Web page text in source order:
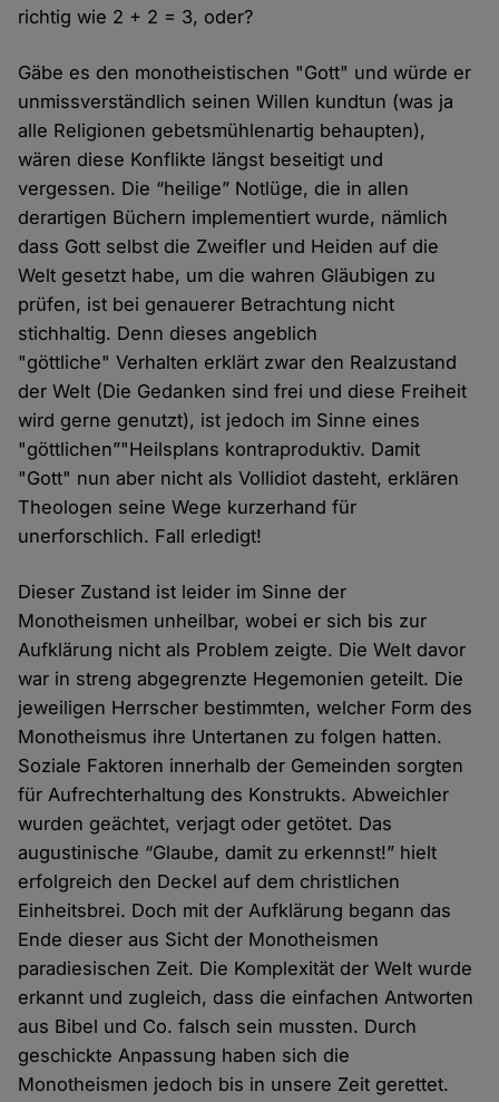
richtig wie 2 + 2 = 3, oder?
Gäbe es den monotheistischen "Gott" und würde er
unmissverständlich seinen Willen kundtun (was ja
alle Religionen gebetsmühlenartig behaupten),
wären diese Konflikte längst beseitigt und
vergessen. Die “heilige” Notlüge, die in allen
derartigen Büchern implementiert wurde, nämlich
dass Gott selbst die Zweifler und Heiden auf die
Welt gesetzt habe, um die wahren Gläubigen zu
prüfen, ist bei genauerer Betrachtung nicht
stichhaltig. Denn dieses angeblich
"göttliche" Verhalten erklärt zwar den Realzustand
der Welt (Die Gedanken sind frei und diese Freiheit
wird gerne genutzt), ist jedoch im Sinne eines
"göttlichen”"Heilsplans kontraproduktiv. Damit
"Gott" nun aber nicht als Vollidiot dasteht, erklären
Theologen seine Wege kurzerhand für
unerforschlich. Fall erledigt!
Dieser Zustand ist leider im Sinne der
Monotheismen unheilbar, wobei er sich bis zur
Aufklärung nicht als Problem zeigte. Die Welt davor
war in streng abgegrenzte Hegemonien geteilt. Die
jeweiligen Herrscher bestimmten, welcher Form des
Monotheismus ihre Untertanen zu folgen hatten.
Soziale Faktoren innerhalb der Gemeinden sorgten
für Aufrechterhaltung des Konstrukts. Abweichler
wurden geächtet, verjagt oder getötet. Das
augustinische “Glaube, damit zu erkennst!” hielt
erfolgreich den Deckel auf dem christlichen
Einheitsbrei. Doch mit der Aufklärung begann das
Ende dieser aus Sicht der Monotheismen
paradiesischen Zeit. Die Komplexität der Welt wurde
erkannt und zugleich, dass die einfachen Antworten
aus Bibel und Co. falsch sein mussten. Durch
geschickte Anpassung haben sich die
Monotheismen jedoch bis in unsere Zeit gerettet.